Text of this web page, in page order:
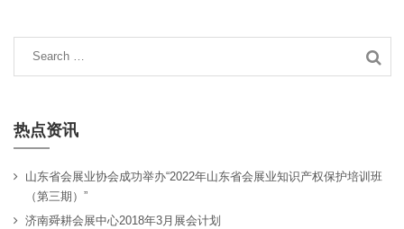
热点资讯
山东省会展业协会成功举办“2022年山东省会展业知识产权保护培训班
（第三期）”
济南舜耕会展中心2018年3月展会计划